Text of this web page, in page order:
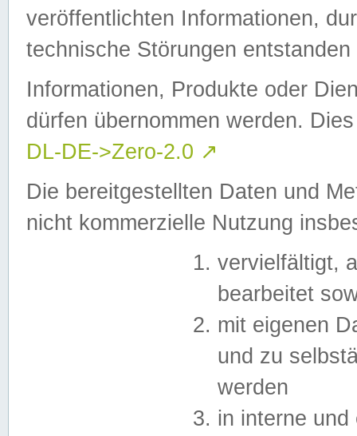
veröffentlichten Informationen,
technische Störungen
Informationen, Produkte oder
dürfen übernommen werden.
DL-DE->Zero-2.0 ↗
Die bereitgestellten Daten und
nicht kommerzielle Nutzung
vervielfältigt,
bearbeitet
mit eigenen
und zu
werden
in interne